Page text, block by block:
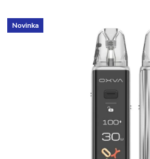
Novinka